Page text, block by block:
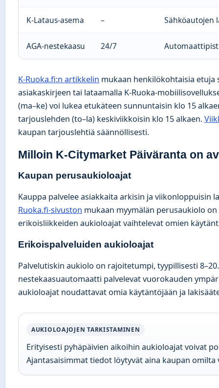
K-Lataus-asema – Sähköautojen
AGA-nestekaasu 24/7
K-Ruoka.fi:n artikkelin mukaan henkilökohtaisia etuja
asiakaskirjeen tai lataamalla K-Ruoka-
(ma–ke) voi lukea etukäteen sunnuntaisin klo 15
tarjouslehden (to–la) keskiviikkoisin klo 15 alkaen.
kaupan tarjouslehtiä säännöllisesti.
Milloin K-Citymarket Päiväranta on
Kaupan perusaukioloajat
Kauppa palvelee asiakkaita arkisin ja viikonloppuisin
Ruoka.fi-sivuston mukaan myymälän perusaukiolo
erikoisliikkeiden aukioloajat vaihtelevat omien
Erikoispalveluiden aukioloajat
Palvelutiskin aukiolo on rajoitetumpi, tyypillisesti
nestekaasuautomaatti palvelevat vuorokauden
aukioloajat noudattavat omia käytäntöjään ja
AUKIOLOAJOJEN TARKISTAMINEN
Erityisesti pyhäpäivien aikoihin aukioloajat voivat
Ajantasaisimmat tiedot löytyvät aina kaupan omilta